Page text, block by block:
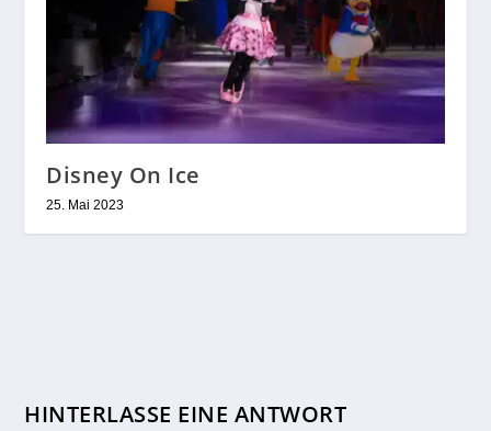
Disney On Ice
25. Mai 2023
HINTERLASSE EINE ANTWORT